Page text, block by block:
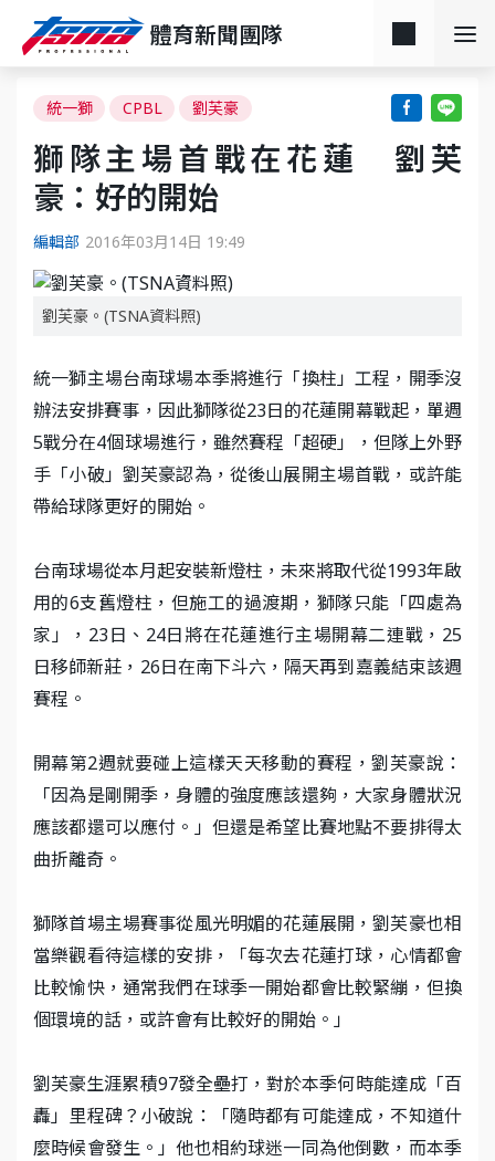
體育新聞團隊
統一獅 CPBL 劉芙豪
獅隊主場首戰在花蓮 劉芙
豪：好的開始
編輯部 2016年03月14日 19:49
劉芙豪。(TSNA資料照)
統一獅主場台南球場本季將進行「換柱」工程，開季沒
辦法安排賽事，因此獅隊從23日的花蓮開幕戰起，單週
5戰分在4個球場進行，雖然賽程「超硬」，但隊上外野
手「小破」劉芙豪認為，從後山展開主場首戰，或許能
帶給球隊更好的開始。
台南球場從本月起安裝新燈柱，未來將取代從1993年啟
用的6支舊燈柱，但施工的過渡期，獅隊只能「四處為
家」，23日、24日將在花蓮進行主場開幕二連戰，25
日移師新莊，26日在南下斗六，隔天再到嘉義結束該週
賽程。
開幕第2週就要碰上這樣天天移動的賽程，劉芙豪說：
「因為是剛開季，身體的強度應該還夠，大家身體狀況
應該都還可以應付。」但還是希望比賽地點不要排得太
曲折離奇。
獅隊首場主場賽事從風光明媚的花蓮展開，劉芙豪也相
當樂觀看待這樣的安排，「每次去花蓮打球，心情都會
比較愉快，通常我們在球季一開始都會比較緊繃，但換
個環境的話，或許會有比較好的開始。」
劉芙豪生涯累積97發全壘打，對於本季何時能達成「百
轟」里程碑？小破說：「隨時都有可能達成，不知道什
麼時候會發生。」他也相約球迷一同為他倒數，而本季